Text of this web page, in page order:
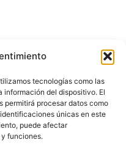
tecnologías como las
información del dispositivo. El
permitirá procesar datos como
únicas en este
puede afectar
funciones.